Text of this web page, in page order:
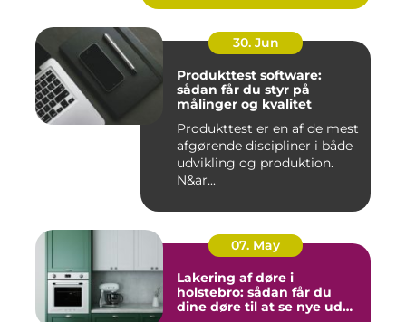
30. Jun
Produkttest software:
sådan får du styr på
målinger og kvalitet
Produkttest er en af de mest
afgørende discipliner i både
udvikling og produktion.
N&ar...
07. May
Lakering af døre i
holstebro: sådan får du
dine døre til at se nye ud